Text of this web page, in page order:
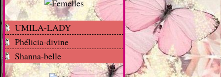
UMILA-LADY
Phélicia-divine
Shanna-belle